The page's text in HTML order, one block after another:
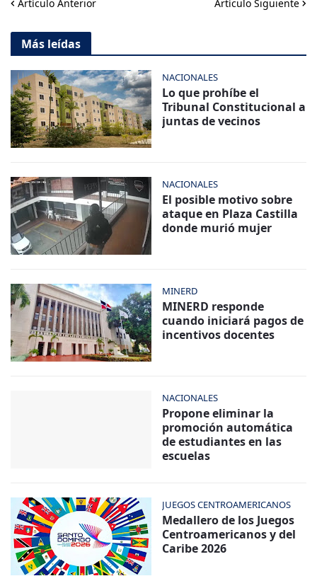
Artículo Anterior Artículo Siguiente
Más leídas
NACIONALES
Lo que prohíbe el
Tribunal Constitucional a
juntas de vecinos
NACIONALES
El posible motivo sobre
ataque en Plaza Castilla
donde murió mujer
MINERD
MINERD responde
cuando iniciará pagos de
incentivos docentes
NACIONALES
Propone eliminar la
promoción automática
de estudiantes en las
escuelas
JUEGOS CENTROAMERICANOS
Medallero de los Juegos
Centroamericanos y del
Caribe 2026